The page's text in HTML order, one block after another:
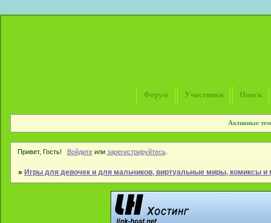
Форум Участники Поиск
Активные
Привет, Гость! Войдитеили зарегистрируйтесь.
»Игры для девочек и для мальчиков, виртуальные миры, комиксы